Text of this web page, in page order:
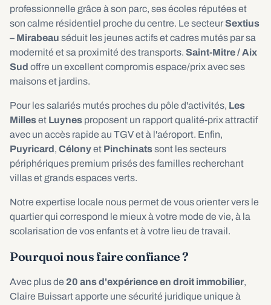
professionnelle grâce à son parc, ses écoles réputées et
son calme résidentiel proche du centre. Le secteurSextius
– Mirabeau séduit les jeunes actifs et cadres mutés par sa
modernité et sa proximité des transports. Saint-Mitre / Aix
Sud offre un excellent compromis espace/prix avec ses
maisons et jardins.
Pour les salariés mutés proches du pôle d'activités, Les
Milleset Luynes proposent un rapport qualité-prix attractif
avec un accès rapide au TGV et à l'aéroport. Enfin,
Puyricard, Célonyet Pinchinatssont les secteurs
périphériques premium prisés des familles recherchant
villas et grands espaces verts.
Notre expertise locale nous permet de vous orienter vers le
quartier qui correspond le mieux à votre mode de vie, à la
scolarisation de vos enfants et à votre lieu de travail.
Pourquoi nous faire confiance ?
Avec plus de 20 ans d'expérience en droit immobilier,
Claire Buissart apporte une sécurité juridique unique à